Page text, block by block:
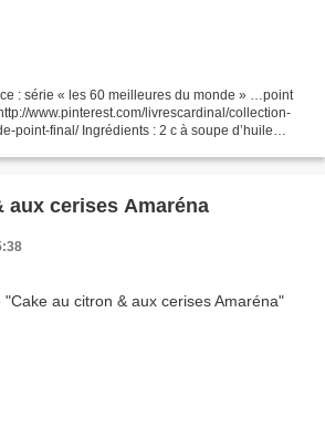
: série « les 60 meilleures du monde » …point
www.pinterest.com/livrescardinal/collection-
point-final/ Ingrédients : 2 c à soupe d’huile
aux cerises Amaréna